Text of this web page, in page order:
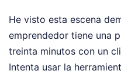
He visto esta escena
emprendedor tiene una
treinta minutos con un
Intenta usar la